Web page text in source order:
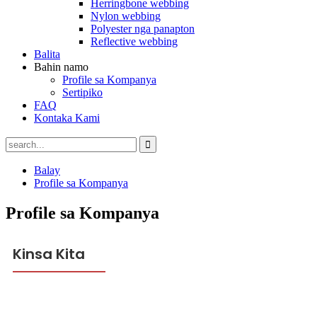
Herringbone webbing
Nylon webbing
Polyester nga panapton
Reflective webbing
Balita
Bahin namo
Profile sa Kompanya
Sertipiko
FAQ
Kontaka Kami
Balay
Profile sa Kompanya
Profile sa Kompanya
Kinsa Kita